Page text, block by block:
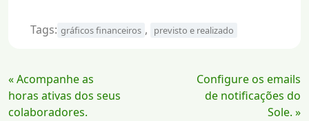
Tags: gráficos financeiros , previsto e realizado
Continue
Lendo
« Acompanhe as
horas ativas dos seus
colaboradores.
Configure os emails
de notificações do
Sole. »